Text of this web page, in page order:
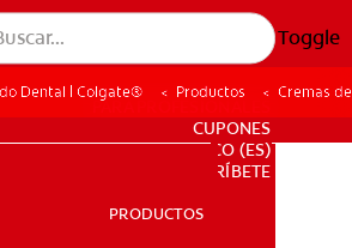
Toggle
PARA PROFESIONALES
CUPONES
CO (ES)
SUSCRÍBETE
PRODUCTOS
Dental | Colgate® Productos Cremas